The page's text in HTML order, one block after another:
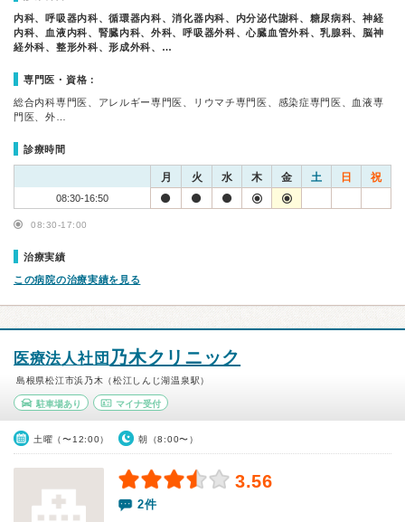
内科、呼吸器内科、循環器内科、消化器内科、内分泌代謝科、糖尿病科、神経
内科、血液内科、腎臓内科、外科、呼吸器外科、心臓血管外科、乳腺科、脳神
経外科、整形外科、形成外科、…
専門医・資格：
総合内科専門医、アレルギー専門医、リウマチ専門医、感染症専門医、血液専
門医、外…
診療時間
月 火 水 木 金 土 日 祝
08:30-16:50
08:30-17:00
治療実績
この病院の治療実績を見る
医療法人社団 乃木クリニック
島根県松江市浜乃木（松江しんじ湖温泉駅）
駐車場あり マイナ受付
土曜（〜12:00） 朝（8:00〜）
3.56
2件